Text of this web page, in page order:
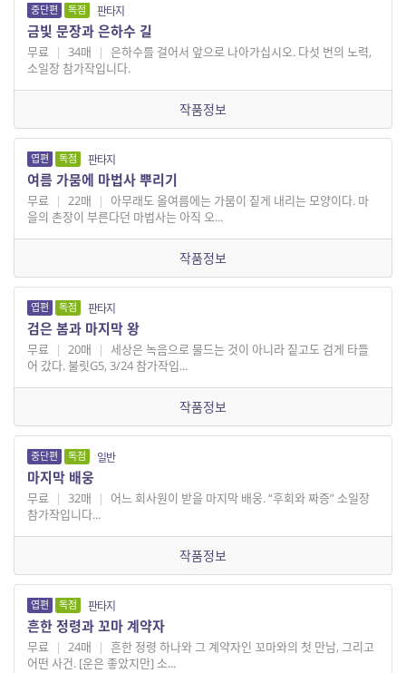
중단편 독점 판타지
금빛 문장과 은하수 길
무료 | 34매 | 은하수를 걸어서 앞으로 나아가십시오. 다섯 번의 노력,
소일장 참가작입니다.
작품정보
엽편 독점 판타지
여름 가뭄에 마법사 뿌리기
무료 | 22매 |
아무래도 올여름에는 가뭄이 짙게 내리는 모양이다. 마
을의 촌장이 부른다던 마법사는 아직 오...
작품정보
엽편 독점 판타지
검은 봄과 마지막 왕
무료 | 20매 | 세상은 녹음으로 물드는 것이 아니라 짙고도 검게 타들
어 갔다. 불릿G5, 3/24 참가작입...
작품정보
중단편 독점 일반
마지막 배웅
무료 | 32매 |
어느 회사원이 받을 마지막 배웅. “후회와 짜증” 소일장
참가작입니다...
작품정보
엽편 독점 판타지
흔한 정령과 꼬마 계약자
무료 | 24매 | 흔한 정령 하나와 그 계약자인 꼬마와의 첫 만남, 그리고
어떤 사건. [운은 좋았지만] 소...